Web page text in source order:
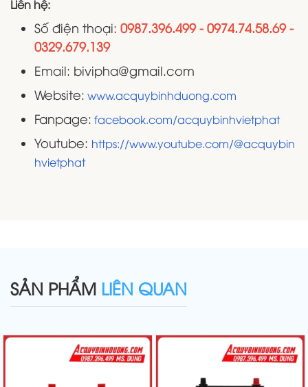
Liên hệ:
Số điện thoại: 0987.396.499 - 0974.74.58.69 -
0329.679.139
Email: bivipha@gmail.com
Website: www.acquybinhduong.com
Fanpage: facebook.com/acquybinhvietphat
Youtube: https://www.youtube.com/@acquybin
hvietphat
SẢN PHẨM LIÊN QUAN